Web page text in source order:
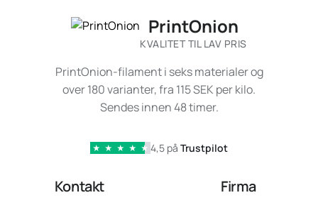
PrintOnion
KVALITET TIL LAV PRIS
PrintOnion-filament i seks materialer og
over 180 varianter, fra 115 SEK per kilo.
Sendes innen 48 timer.
★ ★ ★ ★ ★ 4,5 på Trustpilot
Kontakt Firma